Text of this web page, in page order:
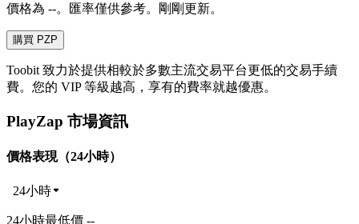
價格為 --。匯率僅供參考。剛剛更新。
購買 PZP
Toobit 致力於提供相較於多數主流交易平台更低的交易手續
費。您的 VIP 等級越高，享有的費率就越優惠。
PlayZap 市場資訊
價格表現（24小時）
24小時
24小時最低價 --